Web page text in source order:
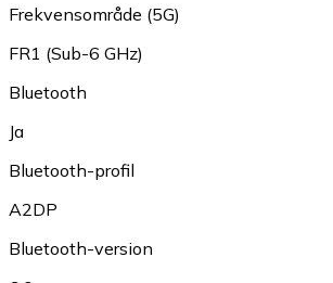
Frekvensområde (5G)
FR1 (Sub-6 GHz)
Bluetooth
Ja
Bluetooth-profil
A2DP
Bluetooth-version